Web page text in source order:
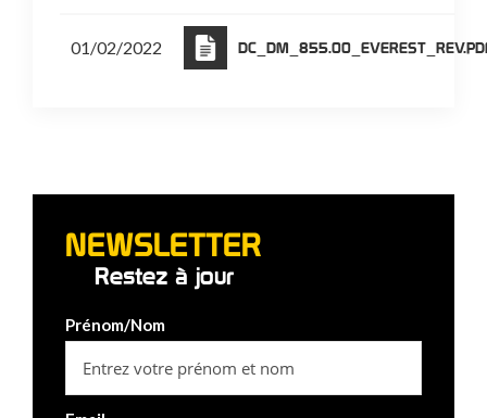
01/02/2022
NEWSLETTER
Restez à jour
Prénom/Nom